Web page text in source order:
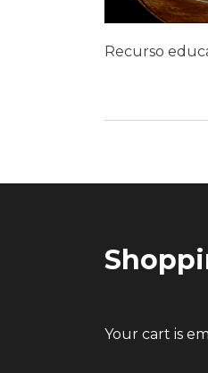
Recurso
Your cart is